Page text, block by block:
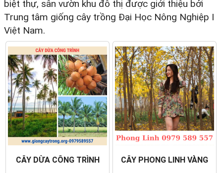
biệt thự, sân vườn khu đô thị được giới thiệu bởi
Trung tâm giống cây trồng Đại Học Nông Nghiệp I
Việt Nam.
CÂY DỪA CÔNG TRÌNH CÂY PHONG LINH VÀNG